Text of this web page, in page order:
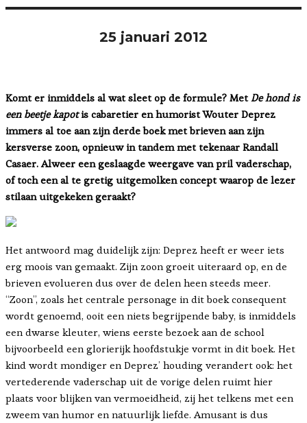
25 januari 2012
Komt er inmiddels al wat sleet op de formule? Met De hond is
een beetje kapotis cabaretier en humorist Wouter Deprez
immers al toe aan zijn derde boek met brieven aan zijn
kersverse zoon, opnieuw in tandem met tekenaar Randall
Casaer. Alweer een geslaagde weergave van pril vaderschap,
of toch een al te gretig uitgemolken concept waarop de lezer
stilaan uitgekeken geraakt?
Het antwoord mag duidelijk zijn: Deprez heeft er weer iets
erg moois van gemaakt. Zijn zoon groeit uiteraard op, en de
brieven evolueren dus over de delen heen steeds meer.
“Zoon”, zoals het centrale personage in dit boek consequent
wordt genoemd, ooit een niets begrijpende baby, is inmiddels
een dwarse kleuter, wiens eerste bezoek aan de school
bijvoorbeeld een glorierijk hoofdstukje vormt in dit boek. Het
kind wordt mondiger en Deprez’ houding verandert ook: het
vertederende vaderschap uit de vorige delen ruimt hier
plaats voor blijken van vermoeidheid, zij het telkens met een
zweem van humor en natuurlijk liefde. Amusant is dus